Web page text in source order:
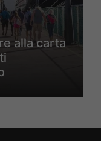
alla carta